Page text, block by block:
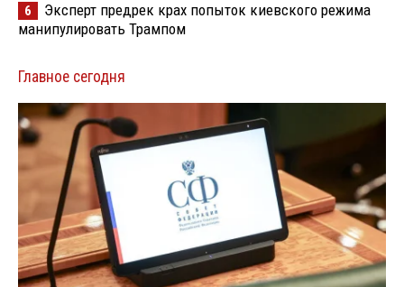
6
Эксперт предрек крах попыток киевского режима
манипулировать Трампом
Главное сегодня